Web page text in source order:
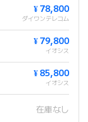
¥ 78,800
ダイワンテレコム
¥ 79,800
イオシス
¥ 85,800
イオシス
在庫なし